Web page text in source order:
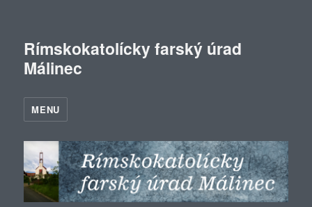
Rímskokatolícky farský úrad
Málinec
MENU